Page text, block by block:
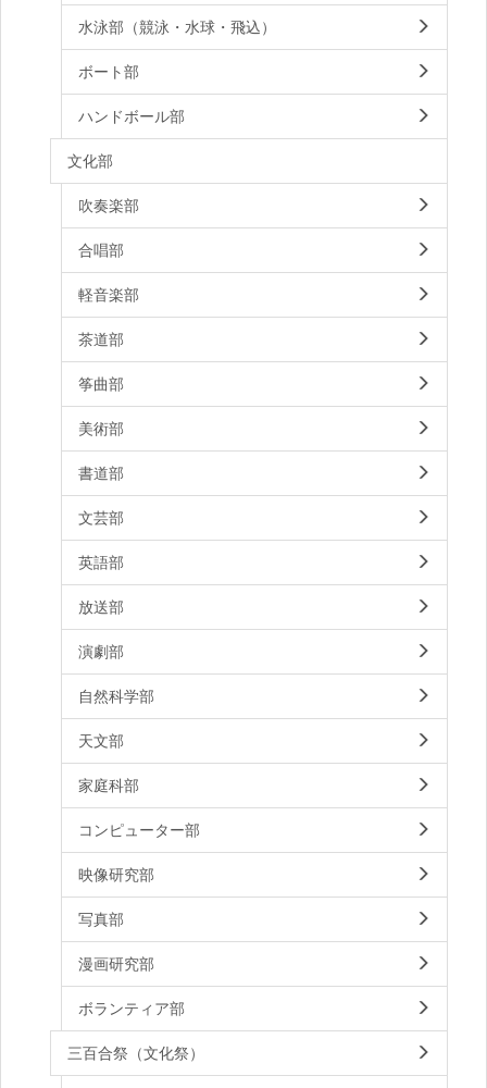
水泳部（競泳・水球・飛込）
ボート部
ハンドボール部
文化部
吹奏楽部
合唱部
軽音楽部
茶道部
筝曲部
美術部
書道部
文芸部
英語部
放送部
演劇部
自然科学部
天文部
家庭科部
コンピューター部
映像研究部
写真部
漫画研究部
ボランティア部
三百合祭（文化祭）